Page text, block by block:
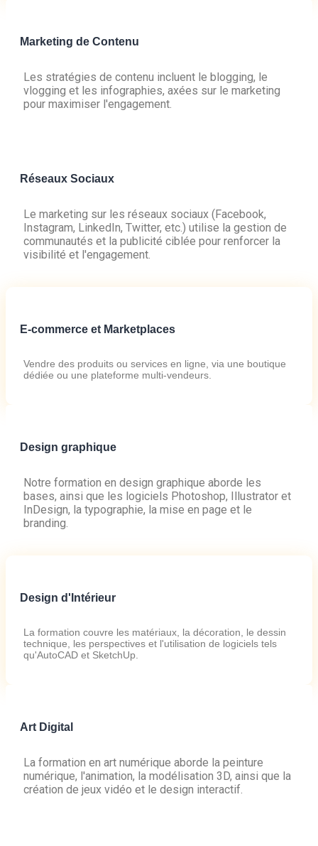
Marketing de Contenu
Les stratégies de contenu incluent le blogging, le
vlogging et les infographies, axées sur le marketing
pour maximiser l'engagement.
Réseaux Sociaux
Le marketing sur les réseaux sociaux (Facebook,
Instagram, LinkedIn, Twitter, etc.) utilise la gestion de
communautés et la publicité ciblée pour renforcer la
visibilité et l'engagement.
E-commerce et Marketplaces
Vendre des produits ou services en ligne, via une boutique
dédiée ou une plateforme multi-vendeurs.
Design graphique
Notre formation en design graphique aborde les
bases, ainsi que les logiciels Photoshop, Illustrator et
InDesign, la typographie, la mise en page et le
branding.
Design d'Intérieur
La formation couvre les matériaux, la décoration, le dessin
technique, les perspectives et l'utilisation de logiciels tels
qu'AutoCAD et SketchUp.
Art Digital
La formation en art numérique aborde la peinture
numérique, l'animation, la modélisation 3D, ainsi que la
création de jeux vidéo et le design interactif.